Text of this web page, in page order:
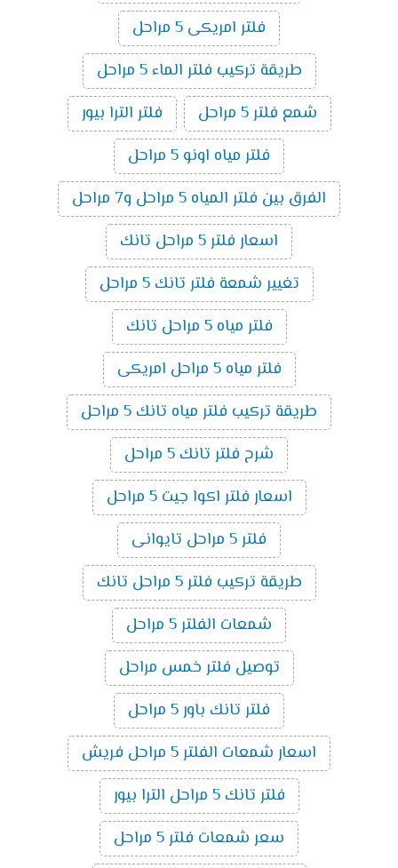
فلتر امريكى 5 مراحل
طريقة تركيب فلتر الماء 5 مراحل
شمع فلتر 5 مراحل
فلتر الترا بيور
فلتر مياه اونو 5 مراحل
الفرق بين فلتر المياه 5 مراحل و7 مراحل
اسعار فلتر 5 مراحل تانك
تغيير شمعة فلتر تانك 5 مراحل
فلتر مياه 5 مراحل تانك
فلتر مياه 5 مراحل امريكى
طريقة تركيب فلتر مياه تانك 5 مراحل
شرح فلتر تانك 5 مراحل
اسعار فلتر اكوا جيت 5 مراحل
فلتر 5 مراحل تايوانى
طريقة تركيب فلتر 5 مراحل تانك
شمعات الفلتر 5 مراحل
توصيل فلتر خمس مراحل
فلتر تانك باور 5 مراحل
اسعار شمعات الفلتر 5 مراحل فريش
فلتر تانك 5 مراحل الترا بيور
سعر شمعات فلتر 5 مراحل